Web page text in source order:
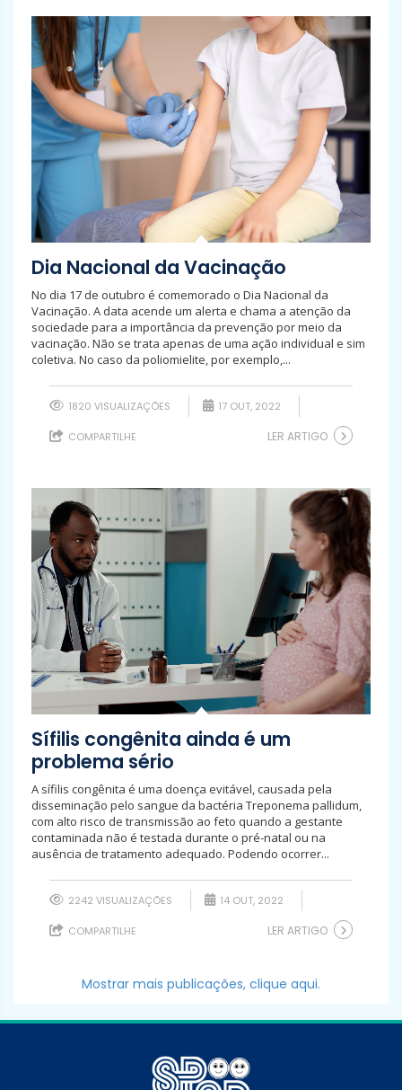
Dia Nacional da Vacinação
No dia 17 de outubro é comemorado o Dia Nacional da
Vacinação. A data acende um alerta e chama a atenção da
sociedade para a importância da prevenção por meio da
vacinação. Não se trata apenas de uma ação individual e sim
coletiva. No caso da poliomielite, por exemplo,...
1820 VISUALIZAÇÕES 17 OUT, 2022
COMPARTILHE LER ARTIGO
Sífilis congênita ainda é um
problema sério
A sífilis congênita é uma doença evitável, causada pela
disseminação pelo sangue da bactéria Treponema pallidum,
com alto risco de transmissão ao feto quando a gestante
contaminada não é testada durante o pré-natal ou na
ausência de tratamento adequado. Podendo ocorrer...
2242 VISUALIZAÇÕES 14 OUT, 2022
COMPARTILHE LER ARTIGO
Mostrar mais publicações, clique aqui.